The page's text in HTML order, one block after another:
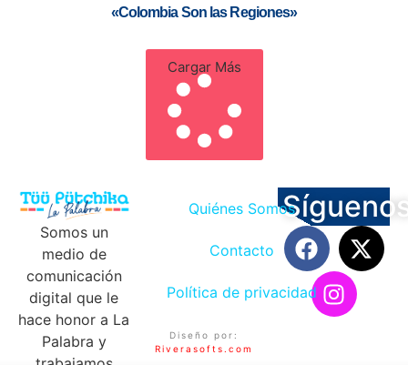
«Colombia Son las Regiones»
Cargar Más
Somos un
medio de
comunicación
digital que le
hace honor a La
Palabra y
Quiénes Somos
Contacto
Política de privacidad
Diseño por:
Riverasofts.com